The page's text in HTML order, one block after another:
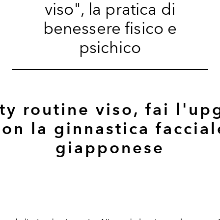
viso", la pratica di
benessere fisico e
psichico
routine viso, fai
la ginnastica
giapponese